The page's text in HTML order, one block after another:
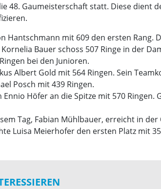
48. Gaumeisterschaft statt. Diese dient
Hantschmann mit 609 den ersten Rang.
Bauer schoss 507 Ringe in der
bei den Junioren.
Albert Gold mit 564 Ringen. Sein
Posch mit 439 Ringen.
Ennio Höfer an die Spitze mit 570
Tag, Fabian Mühlbauer, erreicht in
Luisa Meierhofer den ersten Platz mit